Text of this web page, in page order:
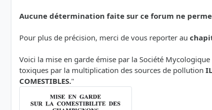
Aucune détermination faite sur ce forum ne
Pour plus de précision, merci de vous reporter au
Voici la mise en garde émise par la Société
toxiques par la multiplication des sources de pollution
COMESTIBLES."